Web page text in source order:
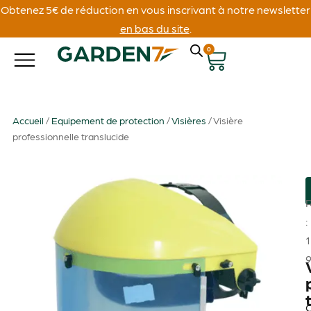
Obtenez 5€ de réduction en vous inscrivant à notre newsletter
en bas du site.
0
Accueil / Equipement de protection /Visières / Visière
professionnelle translucide
: